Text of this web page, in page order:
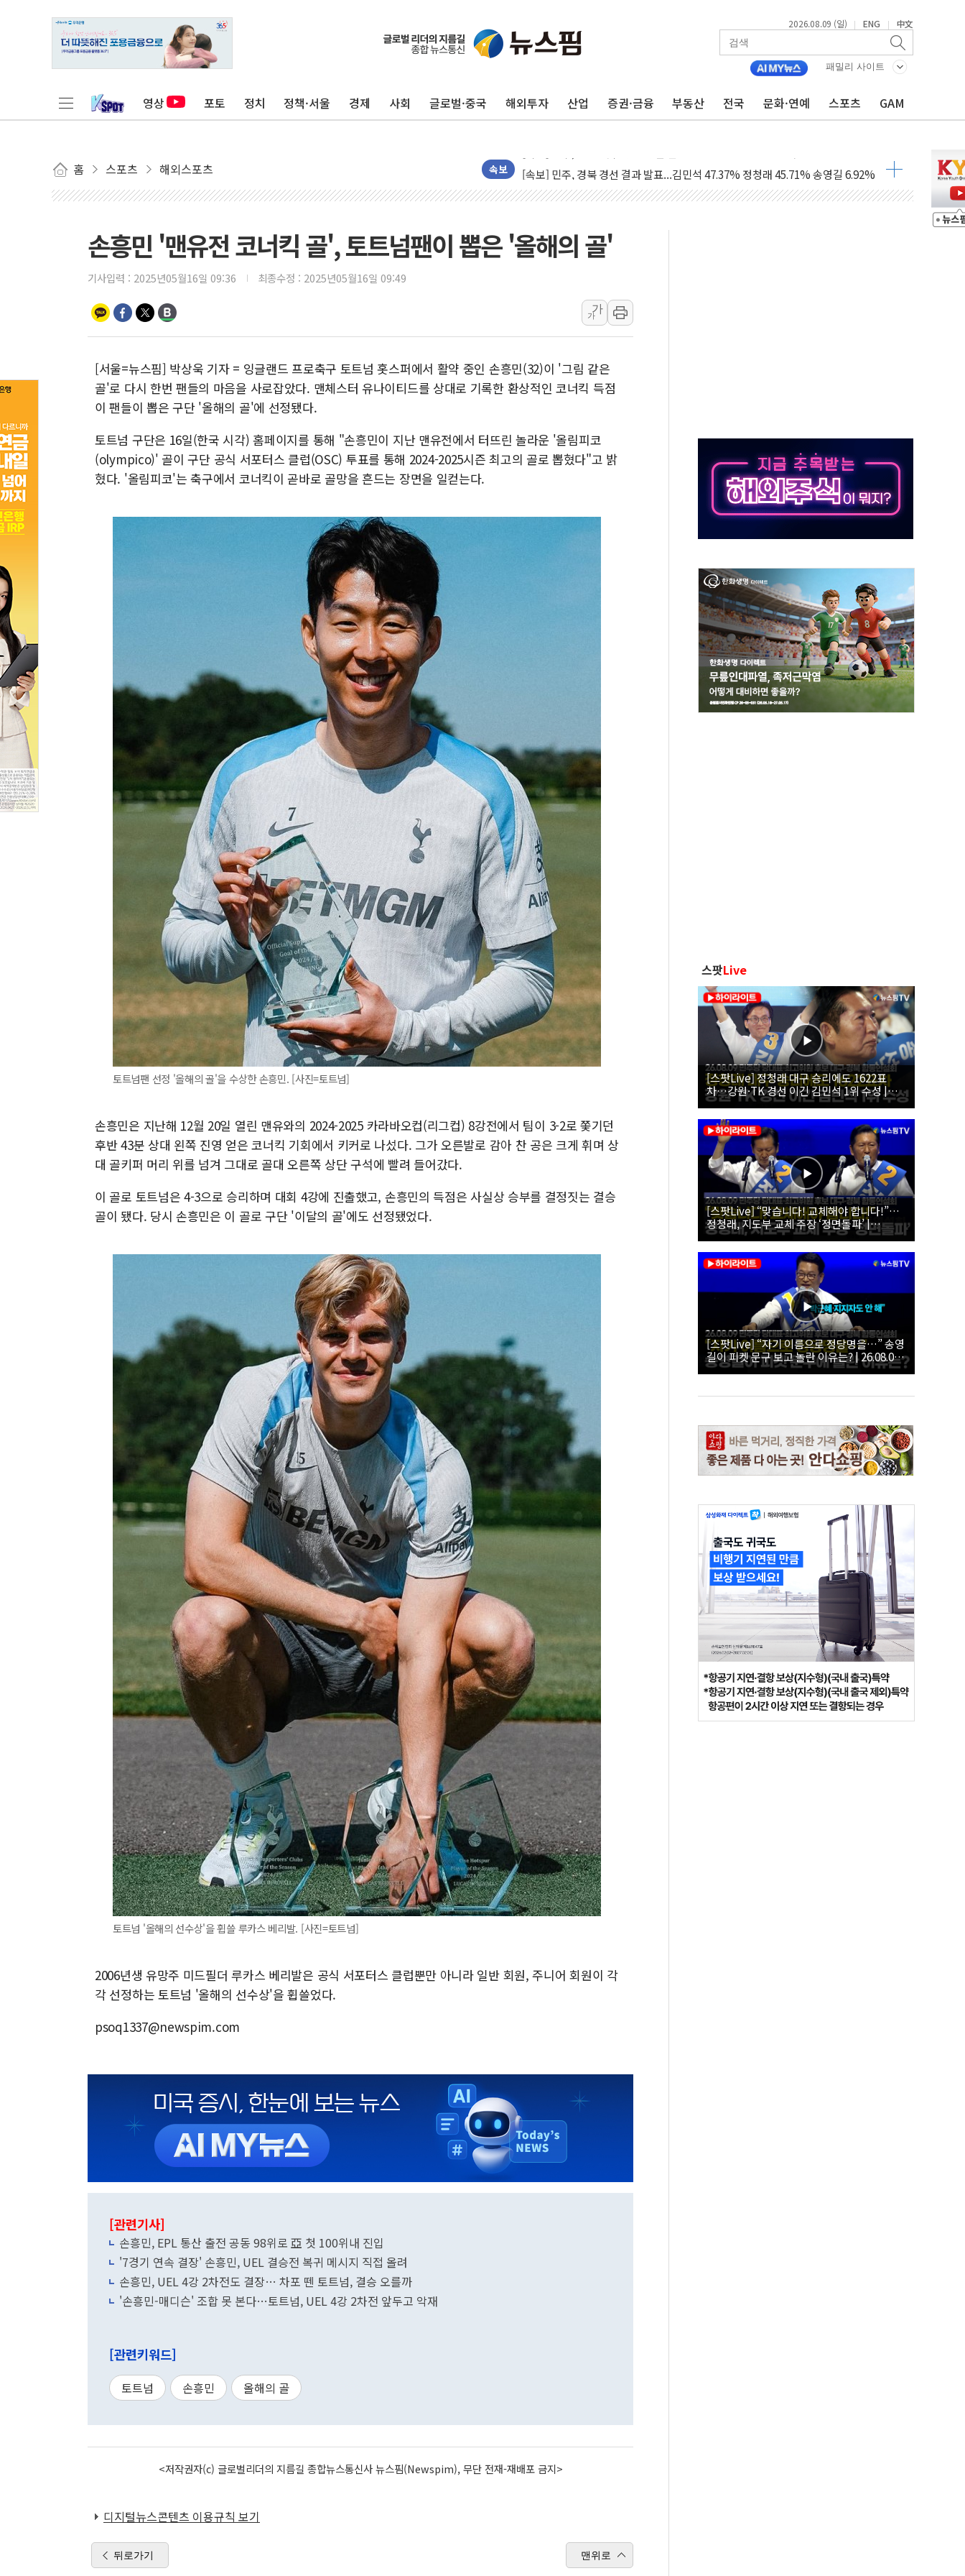
2026.08.09 (일) | ENG | 中文
패밀리 사이트
영상 포토 정치 정책·서울 경제 사회 글로벌·중국 해외투자 산업 증권·금융 부동산 전국 문화·연예 스포츠 GAM
홈 스포츠 해외스포츠 속보
[종합] 김민석, 정청래에 누적 '1.48%p' 차 선두 유지...金 46.01% vs 鄭 44.53%
인천서 말다툼 중 어머니 살해 10대 구속…범행 후 반려견도 죽여
김민석, 강원·대구·경북 경선서 정청래에 승리…金 48.54% vs 鄭 44.40%
[속보] 민주, 경북 경선 결과 발표...김민석 47.37% 정청래 45.71% 송영길 6.92%
[속보] 민주, 대구 경선 결과 발표...정청래 47.82% 김민석 46.35% 송영길 5.83%
정재헌 CEO, SKT 장기고객 400명 맞이…"마음 잇는 시간 되길"
최태원, 노소영에 9440억 지급 확정되나…재상고 앞두고 막판 셈법
인천시 광복절 현수막 '태극기 거꾸로' 논란…이틀만에 철거
병무청, 보충역 전면 손질… 예술·체육요원 최대 33% 감축
홈플러스發 대형마트 판매, 역대 최대폭 감소한 9.4%↓…유통업계 양극화 심화
윤준병·이해민 의원, '정부 특사'로 콜롬비아 대통령 취임식 참석
'호우·산사태 주의보' 울진 시간당 30mm 강한 비...호우 피해 없어
현대그린푸드 '텍사스로드하우스' 잠실점, 직장인 핫플레이스로 부상
與 "세제개편안 8월 말 당정 조율 완료…초고가·비거주 1주택 등 여론 수렴"
손흥민 '맨유전 코너킥 골', 토트넘팬이 뽑은 '올해의 골'
기사입력 : 2025년05월16일 09:36 최종수정 : 2025년05월16일 09:49
가
가
[서울=뉴스핌] 박상욱 기자 = 잉글랜드 프로축구 토트넘 홋스퍼에서 활약 중인 손흥민(32)이 '그림 같은
골'로 다시 한번 팬들의 마음을 사로잡았다. 맨체스터 유나이티드를 상대로 기록한 환상적인 코너킥 득점
이 팬들이 뽑은 구단 '올해의 골'에 선정됐다.
토트넘 구단은 16일(한국 시각) 홈페이지를 통해 "손흥민이 지난 맨유전에서 터뜨린 놀라운 '올림피코
(olympico)' 골이 구단 공식 서포터스 클럽(OSC) 투표를 통해 2024-2025시즌 최고의 골로 뽑혔다"고 밝
혔다. '올림피코'는 축구에서 코너킥이 곧바로 골망을 흔드는 장면을 일컫는다.
토트넘팬 선정 '올해의 골'을 수상한 손흥민. [사진=토트넘]
손흥민은 지난해 12월 20일 열린 맨유와의 2024-2025 카라바오컵(리그컵) 8강전에서 팀이 3-2로 쫓기던
후반 43분 상대 왼쪽 진영 얻은 코너킥 기회에서 키커로 나섰다. 그가 오른발로 감아 찬 공은 크게 휘며 상
대 골키퍼 머리 위를 넘겨 그대로 골대 오른쪽 상단 구석에 빨려 들어갔다.
이 골로 토트넘은 4-3으로 승리하며 대회 4강에 진출했고, 손흥민의 득점은 사실상 승부를 결정짓는 결승
골이 됐다. 당시 손흥민은 이 골로 구단 '이달의 골'에도 선정됐었다.
토트넘 '올해의 선수상'을 휩쓸 루카스 베리발. [사진=토트넘]
2006년생 유망주 미드필더 루카스 베리발은 공식 서포터스 클럽뿐만 아니라 일반 회원, 주니어 회원이 각
각 선정하는 토트넘 '올해의 선수상'을 휩쓸었다.
psoq1337@newspim.com
[관련기사]
손흥민, EPL 통산 출전 공동 98위로 亞 첫 100위내 진입
'7경기 연속 결장' 손흥민, UEL 결승전 복귀 메시지 직접 올려
손흥민, UEL 4강 2차전도 결장… 차포 뗀 토트넘, 결승 오를까
'손흥민-매디슨' 조합 못 본다…토트넘, UEL 4강 2차전 앞두고 악재
[관련키워드]
토트넘 손흥민 올해의 골
<저작권자(c) 글로벌리더의 지름길 종합뉴스통신사 뉴스핌(Newspim), 무단 전재-재배포 금지>
디지털뉴스콘텐츠 이용규칙 보기
뒤로가기 맨위로
스팟Live
[스팟Live] 정청래 대구 승리에도 1622표
차…강원·TK 경선 이긴 김민석 1위 수성 |
26.08.09 더불어민주당 당대표·최고위원 후
보 대구·경북 합동연설회
[스팟Live] “맞습니다! 교체해야 합니다!”…
정청래, 지도부 교체 주장 ‘정면돌파’ |
26.08.09 더불어민주당 당대표·최고위원 후
보 대구·경북 합동연설회
[스팟Live] “자기 이름으로 정당명을…” 송영
길이 피켓 문구 보고 놀란 이유는? | 26.08.09
더불어민주당 당대표·최고위원 후보 대구·경